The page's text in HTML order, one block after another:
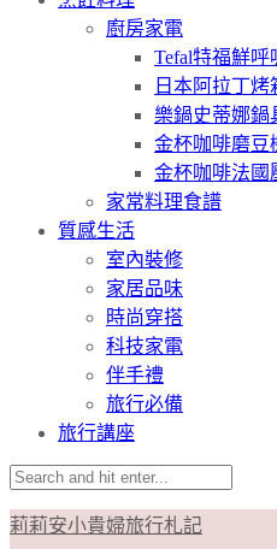
廚房家電
Tefal特福鮮呼
日本阿拉丁烤
樂鍋史蒂娜鍋
金杯咖啡磨豆
金杯咖啡法國
家常料理食譜
質感生活
室內裝修
家居品味
時尚穿搭
科技家電
伴手禮
旅行必備
旅行講座
莉莉安小貴婦旅行札記